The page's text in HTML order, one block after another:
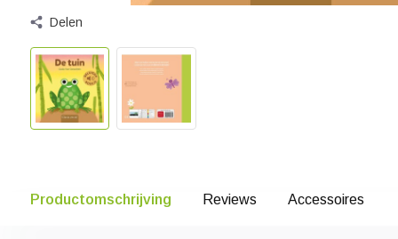
Delen
Productomschrijving Reviews Accessoires